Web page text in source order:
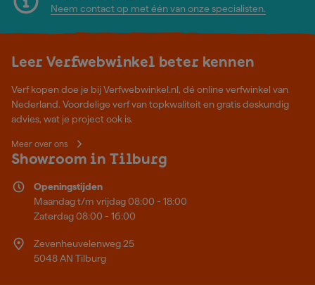
Neem contact op met één van onze specialisten.
Leer Verfwebwinkel beter kennen
Verf kopen doe je bij Verfwebwinkel.nl, dé online verfwinkel van
Nederland. Voordelige verf van topkwaliteit en gratis deskundig
advies, wat je project ook is.
Meer over ons
Showroom in Tilburg
Openingstijden
Maandag t/m vrijdag 08:00 - 18:00
Zaterdag 08:00 - 16:00
Zevenheuvelenweg 25
5048 AN Tilburg